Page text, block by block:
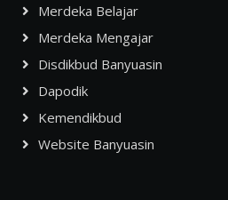
Merdeka Belajar
Merdeka Mengajar
Disdikbud Banyuasin
Dapodik
Kemendikbud
Website Banyuasin